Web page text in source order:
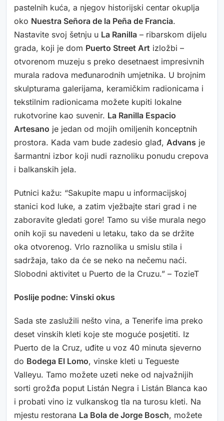
pastelnih kuća, a njegov historijski centar okuplja
oko Nuestra Señora de la Peña de Francia.
Nastavite svoj šetnju u La Ranilla – ribarskom dijelu
grada, koji je dom Puerto Street Art izložbi –
otvorenom muzeju s preko desetnaest impresivnih
murala radova međunarodnih umjetnika. U brojnim
skulpturama galerijama, keramičkim radionicama i
tekstilnim radionicama možete kupiti lokalne
rukotvorine kao suvenir. La Ranilla Espacio
Artesano je jedan od mojih omiljenih konceptnih
prostora. Kada vam bude zadesio glađ, Advans je
šarmantni izbor koji nudi raznoliku ponudu crepova
i balkanskih jela.
Putnici kažu: “Sakupite mapu u informacijskoj
stanici kod luke, a zatim vježbajte stari grad i ne
zaboravite gledati gore! Tamo su više murala nego
onih koji su navedeni u letaku, tako da se držite
oka otvorenog. Vrlo raznolika u smislu stila i
sadržaja, tako da će se neko na nečemu naći.
Slobodni aktivitet u Puerto de la Cruzu.” – TozieT
Poslije podne: Vinski okus
Sada ste zaslužili nešto vina, a Tenerife ima preko
deset vinskih kleti koje ste moguće posjetiti. Iz
Puerto de la Cruz, uđite u voz 40 minuta sjeverno
do Bodega El Lomo, vinske kleti u Tegueste
Valleyu. Tamo možete uzeti neke od najvažnijih
sorti grožđa poput Listán Negra i Listán Blanca kao
i probati vino iz vulkanskog tla na turosu kleti. Na
mjestu restorana La Bola de Jorge Bosch, možete